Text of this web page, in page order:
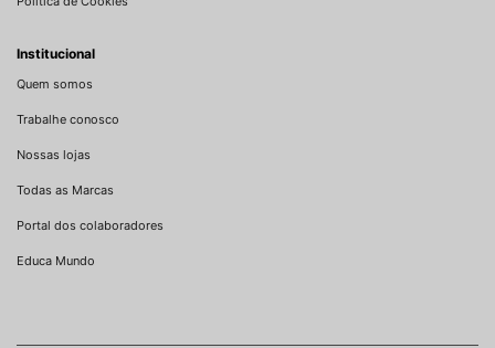
Institucional
Quem somos
Trabalhe conosco
Nossas lojas
Todas as Marcas
Portal dos colaboradores
Educa Mundo